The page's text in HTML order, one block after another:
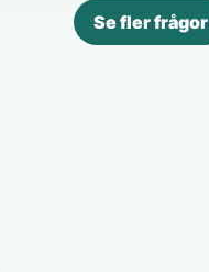
Se fler frågor